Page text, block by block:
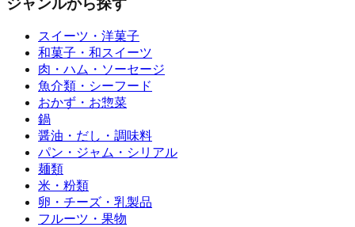
ジャンルから探す
スイーツ・洋菓子
和菓子・和スイーツ
肉・ハム・ソーセージ
魚介類・シーフード
おかず・お惣菜
鍋
醤油・だし・調味料
パン・ジャム・シリアル
麺類
米・粉類
卵・チーズ・乳製品
フルーツ・果物